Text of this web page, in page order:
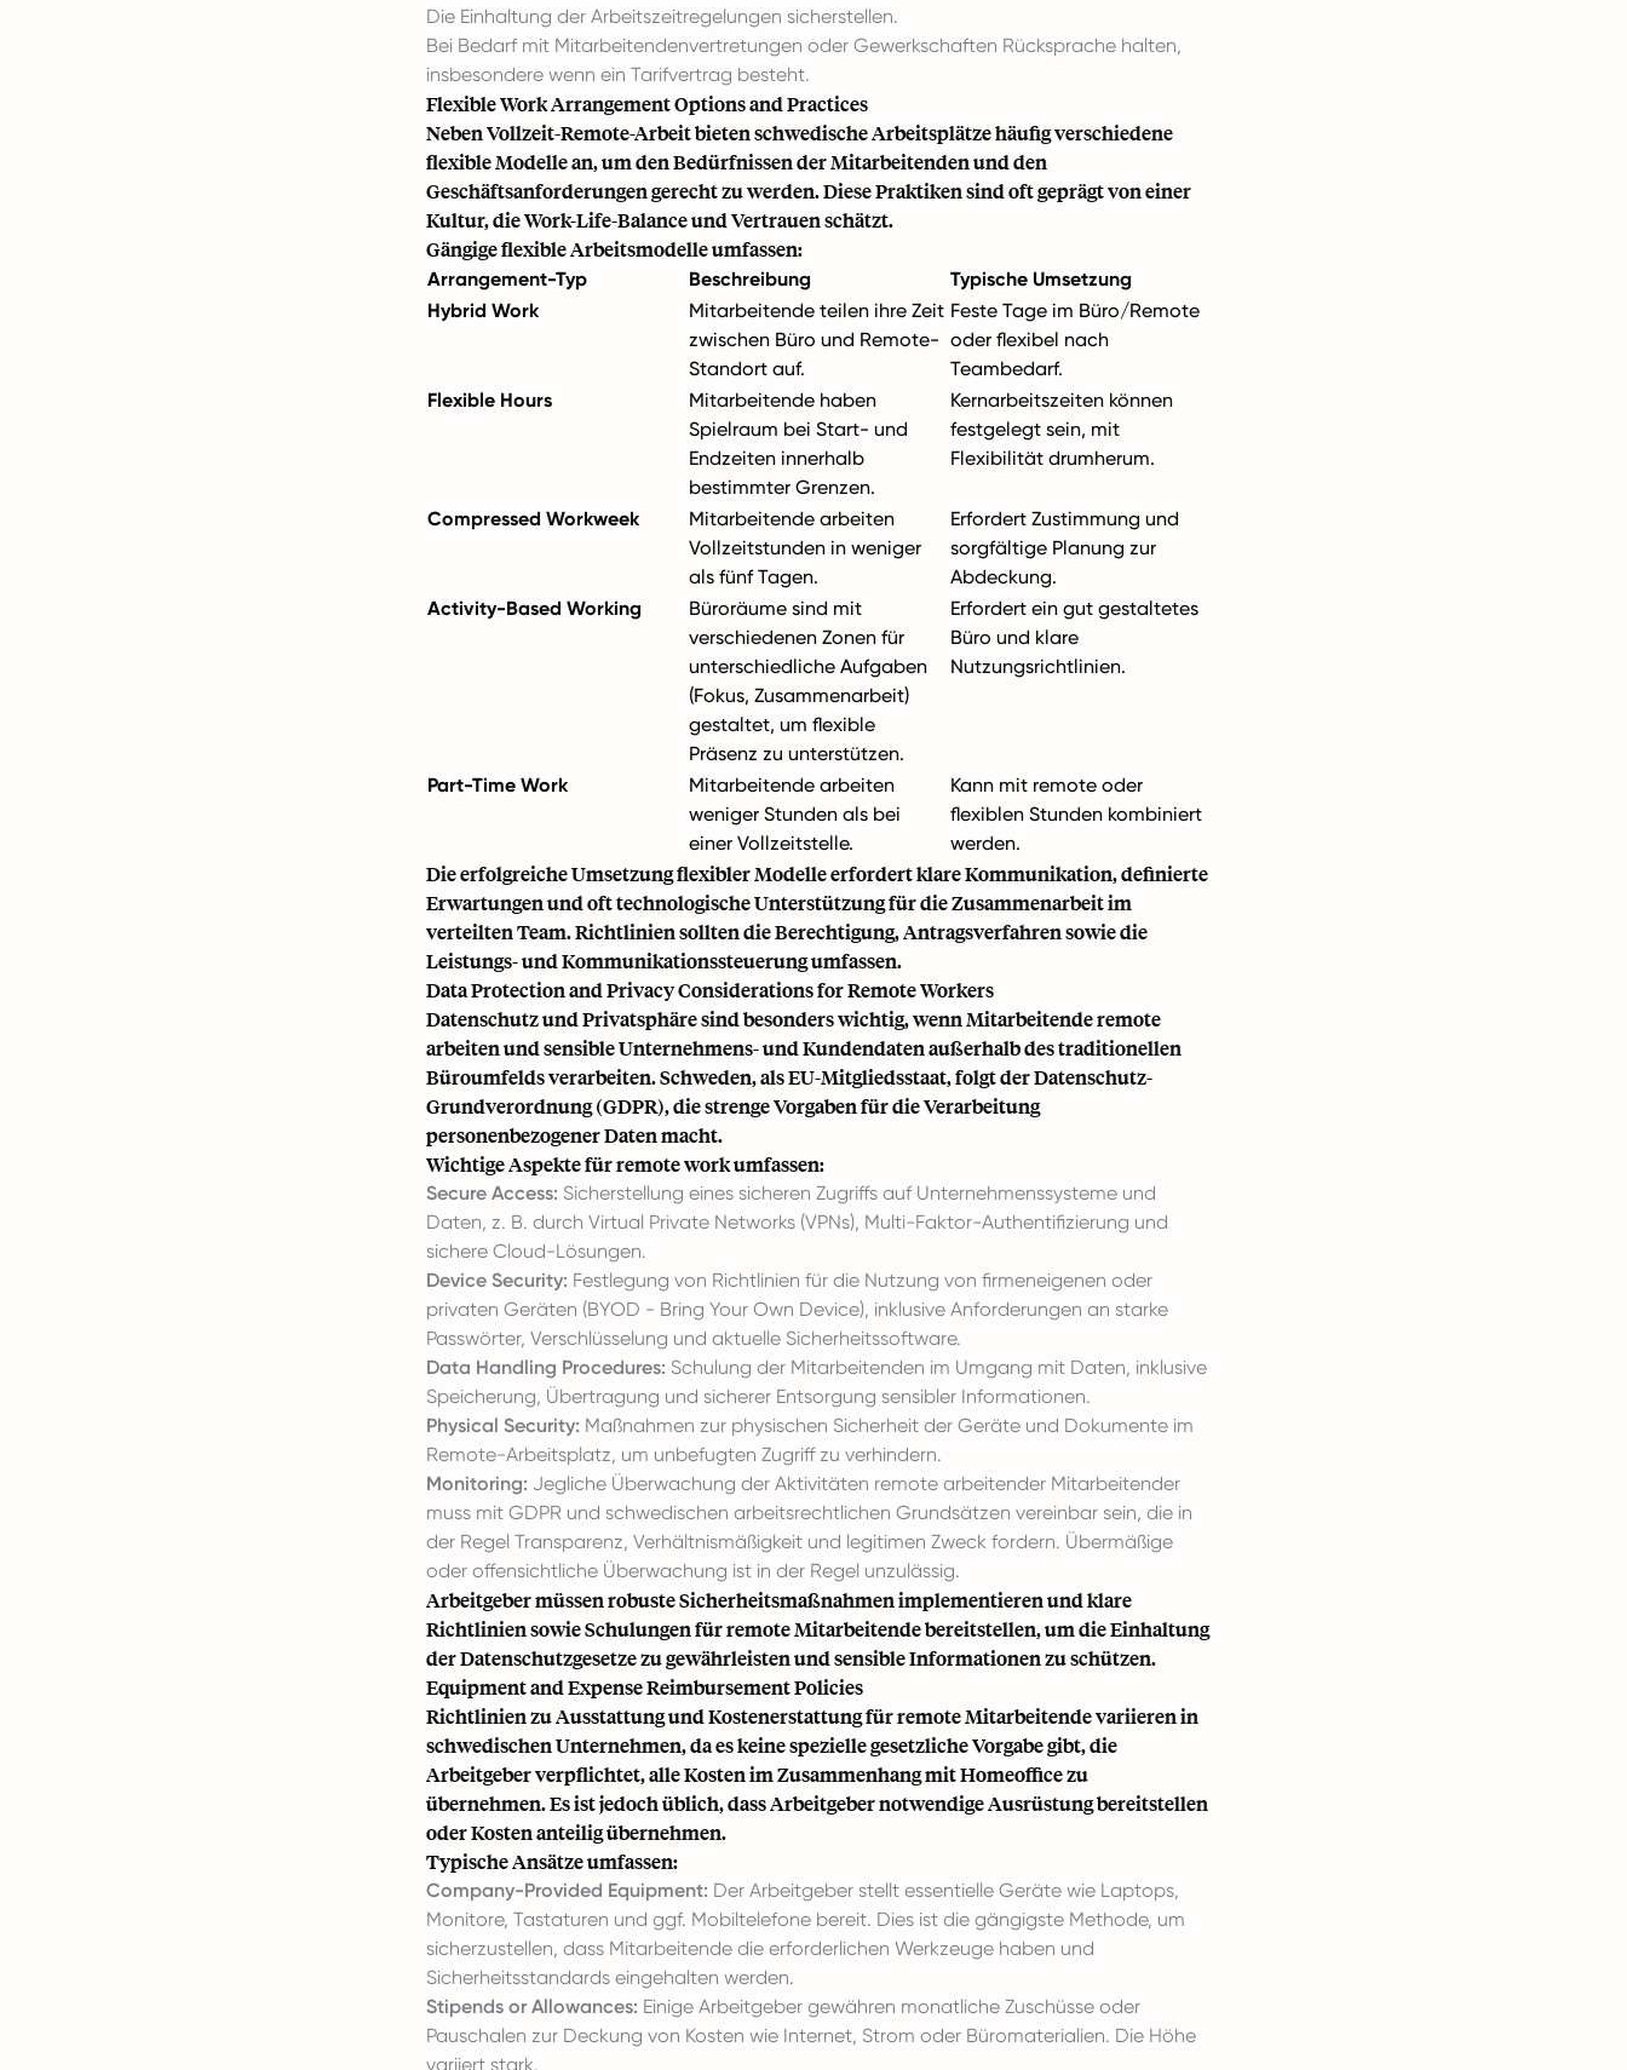
Die Einhaltung der Arbeitszeitregelungen sicherstellen.
Bei Bedarf mit Mitarbeitendenvertretungen oder Gewerkschaften Rücksprache halten,
insbesondere wenn ein Tarifvertrag besteht.
Flexible Work Arrangement Options and Practices
Neben Vollzeit-Remote-Arbeit bieten schwedische Arbeitsplätze häufig verschiedene
flexible Modelle an, um den Bedürfnissen der Mitarbeitenden und den
Geschäftsanforderungen gerecht zu werden. Diese Praktiken sind oft geprägt von einer
Kultur, die Work-Life-Balance und Vertrauen schätzt.
Gängige flexible Arbeitsmodelle umfassen:
Arrangement-Typ Beschreibung
Typische Umsetzung
Hybrid Work
Mitarbeitende teilen ihre Zeit
zwischen Büro und Remote-
Standort auf.
Feste Tage im Büro/Remote
oder flexibel nach
Teambedarf.
Flexible Hours
Mitarbeitende haben
Spielraum bei Start- und
Endzeiten innerhalb
bestimmter Grenzen.
Kernarbeitszeiten können
festgelegt sein, mit
Flexibilität drumherum.
Compressed Workweek
Mitarbeitende arbeiten
Vollzeitstunden in weniger
als fünf Tagen.
Erfordert Zustimmung und
sorgfältige Planung zur
Abdeckung.
Activity-Based Working
Büroräume sind mit
verschiedenen Zonen für
unterschiedliche Aufgaben
(Fokus, Zusammenarbeit)
gestaltet, um flexible
Präsenz zu unterstützen.
Erfordert ein gut gestaltetes
Büro und klare
Nutzungsrichtlinien.
Part-Time Work
Mitarbeitende arbeiten
weniger Stunden als bei
einer Vollzeitstelle.
Kann mit remote oder
flexiblen Stunden kombiniert
werden.
Die erfolgreiche Umsetzung flexibler Modelle erfordert klare Kommunikation, definierte
Erwartungen und oft technologische Unterstützung für die Zusammenarbeit im
verteilten Team. Richtlinien sollten die Berechtigung, Antragsverfahren sowie die
Leistungs- und Kommunikationssteuerung umfassen.
Data Protection and Privacy Considerations for Remote Workers
Datenschutz und Privatsphäre sind besonders wichtig, wenn Mitarbeitende remote
arbeiten und sensible Unternehmens- und Kundendaten außerhalb des traditionellen
Büroumfelds verarbeiten. Schweden, als EU-Mitgliedsstaat, folgt der Datenschutz-
Grundverordnung (GDPR), die strenge Vorgaben für die Verarbeitung
personenbezogener Daten macht.
Wichtige Aspekte für remote work umfassen:
Secure Access: Sicherstellung eines sicheren Zugriffs auf Unternehmenssysteme und
Daten, z. B. durch Virtual Private Networks (VPNs), Multi-Faktor-Authentifizierung und
sichere Cloud-Lösungen.
Device Security: Festlegung von Richtlinien für die Nutzung von firmeneigenen oder
privaten Geräten (BYOD - Bring Your Own Device), inklusive Anforderungen an starke
Passwörter, Verschlüsselung und aktuelle Sicherheitssoftware.
Data Handling Procedures: Schulung der Mitarbeitenden im Umgang mit Daten, inklusive
Speicherung, Übertragung und sicherer Entsorgung sensibler Informationen.
Physical Security: Maßnahmen zur physischen Sicherheit der Geräte und Dokumente im
Remote-Arbeitsplatz, um unbefugten Zugriff zu verhindern.
Monitoring: Jegliche Überwachung der Aktivitäten remote arbeitender Mitarbeitender
muss mit GDPR und schwedischen arbeitsrechtlichen Grundsätzen vereinbar sein, die in
der Regel Transparenz, Verhältnismäßigkeit und legitimen Zweck fordern. Übermäßige
oder offensichtliche Überwachung ist in der Regel unzulässig.
Arbeitgeber müssen robuste Sicherheitsmaßnahmen implementieren und klare
Richtlinien sowie Schulungen für remote Mitarbeitende bereitstellen, um die Einhaltung
der Datenschutzgesetze zu gewährleisten und sensible Informationen zu schützen.
Equipment and Expense Reimbursement Policies
Richtlinien zu Ausstattung und Kostenerstattung für remote Mitarbeitende variieren in
schwedischen Unternehmen, da es keine spezielle gesetzliche Vorgabe gibt, die
Arbeitgeber verpflichtet, alle Kosten im Zusammenhang mit Homeoffice zu
übernehmen. Es ist jedoch üblich, dass Arbeitgeber notwendige Ausrüstung bereitstellen
oder Kosten anteilig übernehmen.
Typische Ansätze umfassen:
Company-Provided Equipment: Der Arbeitgeber stellt essentielle Geräte wie Laptops,
Monitore, Tastaturen und ggf. Mobiltelefone bereit. Dies ist die gängigste Methode, um
sicherzustellen, dass Mitarbeitende die erforderlichen Werkzeuge haben und
Sicherheitsstandards eingehalten werden.
Stipends or Allowances: Einige Arbeitgeber gewähren monatliche Zuschüsse oder
Pauschalen zur Deckung von Kosten wie Internet, Strom oder Büromaterialien. Die Höhe
variiert stark.